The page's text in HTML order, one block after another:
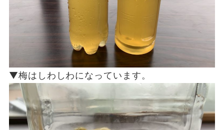
▼梅はしわしわになっています。